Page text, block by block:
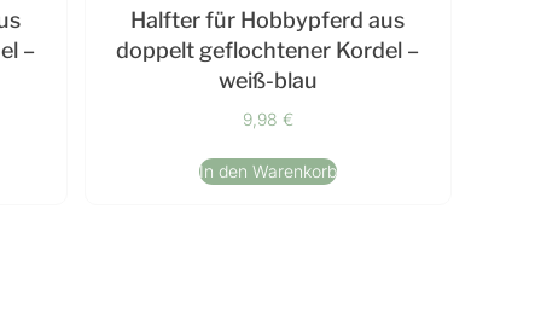
–
Halfter für Hobbypferd aus
doppelt geflochtener Kordel –
weiß-blau
9,98 €
In den Warenkorb